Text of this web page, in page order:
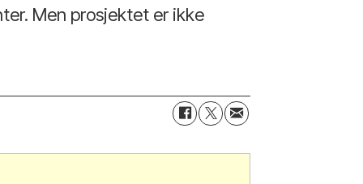
Men prosjektet er ikke